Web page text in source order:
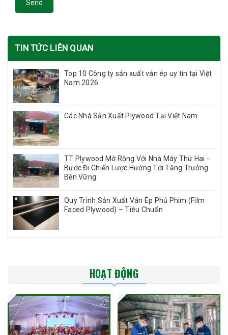
Send
TIN TỨC LIÊN QUAN
Top 10 Công ty sản xuất ván ép uy tín tại Việt
Nam 2026
Các Nhà Sản Xuất Plywood Tại Việt Nam
TT Plywood Mở Rộng Với Nhà Máy Thứ Hai -
Bước Đi Chiến Lược Hướng Tới Tăng Trưởng
Bền Vững
Quy Trình Sản Xuất Ván Ép Phủ Phim (Film
Faced Plywood) – Tiêu Chuẩn
HOẠT ĐỘNG